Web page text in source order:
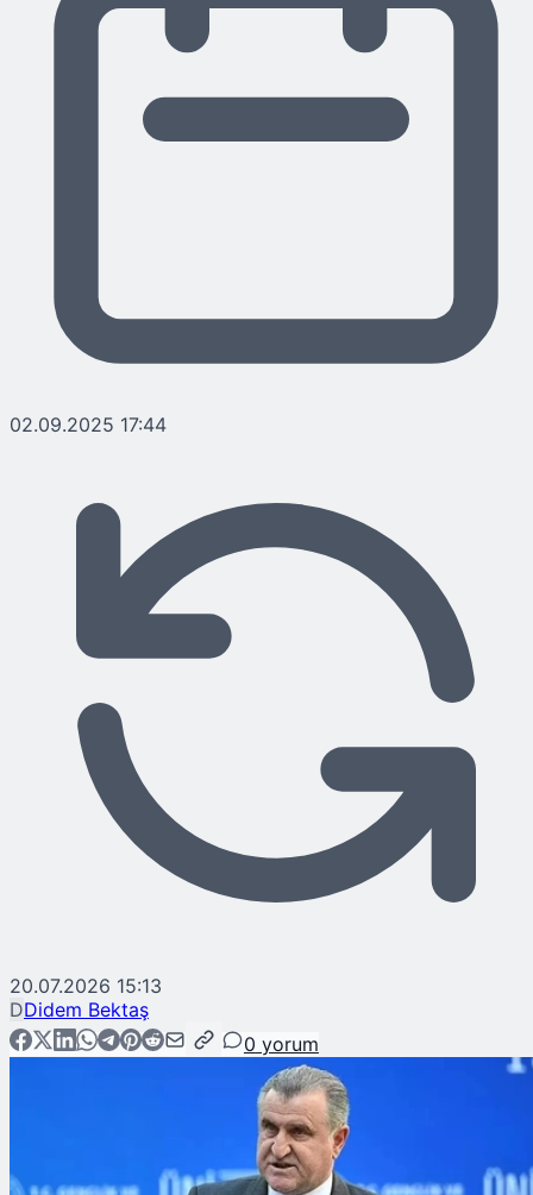
02.09.2025 17:44
20.07.2026 15:13
DDidem Bektaş
0 yorum